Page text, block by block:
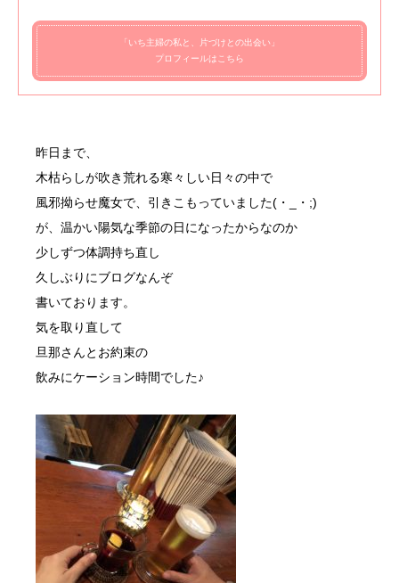
「いち主婦の私と、片づけとの出会い」
プロフィールはこちら
昨日まで、
木枯らしが吹き荒れる寒々しい日々の中で
風邪拗らせ魔女で、引きこもっていました(・_・;)
が、温かい陽気な季節の日になったからなのか
少しずつ体調持ち直し
久しぶりにブログなんぞ
書いております。
気を取り直して
旦那さんとお約束の
飲みにケーション時間でした♪